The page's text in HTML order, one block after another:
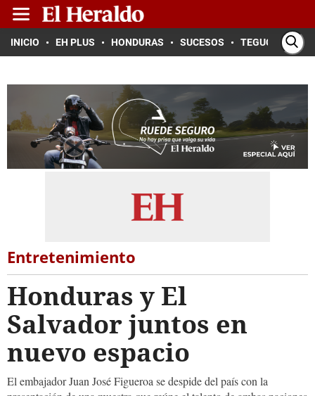
INICIO EH PLUS HONDURAS SUCESOS TEGUCIGALPA
Entretenimiento
Honduras y El
Salvador juntos en
nuevo espacio
El embajador Juan José Figueroa se despide del país con la